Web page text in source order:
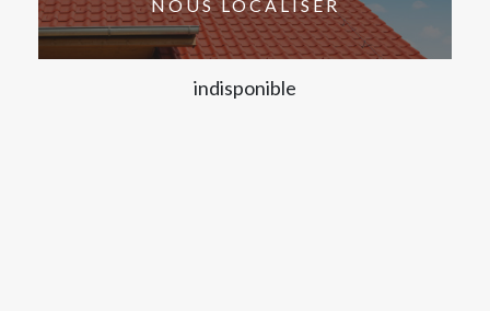
NOUS LOCALISER
indisponible